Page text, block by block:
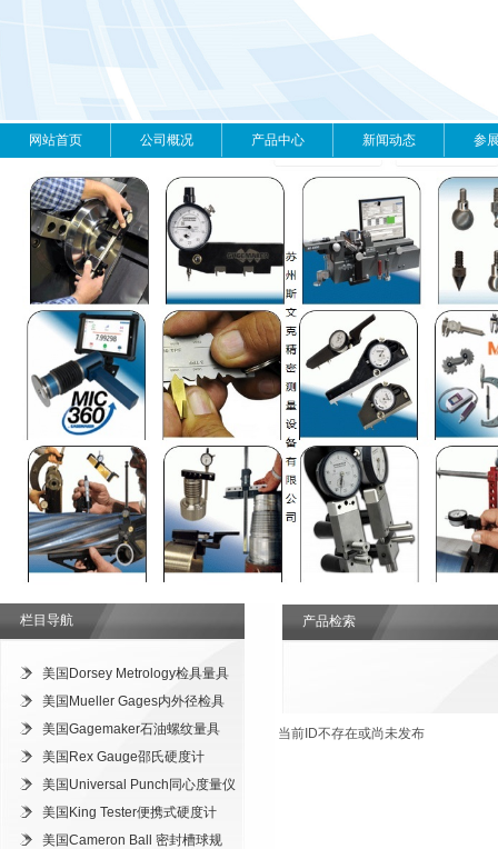
网站首页 公司概况 产品中心 新闻动态 参
栏目导航
美国Dorsey Metrology检具量具
美国Mueller Gages内外径检具
美国Gagemaker石油螺纹量具
美国Rex Gauge邵氏硬度计
美国Universal Punch同心度量仪
美国King Tester便携式硬度计
美国Cameron Ball 密封槽球规
产品检索
当前ID不存在或尚未发布